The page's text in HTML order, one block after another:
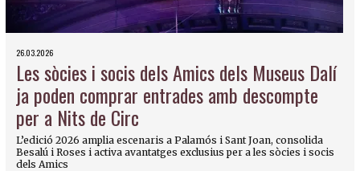
26.03.2026
Les sòcies i socis dels Amics dels Museus Dalí
ja poden comprar entrades amb descompte
per a Nits de Circ
L’edició 2026 amplia escenaris a Palamós i Sant Joan, consolida
Besalú i Roses i activa avantatges exclusius per a les sòcies i socis
dels Amics